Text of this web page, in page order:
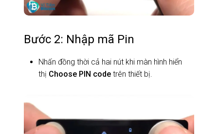
Bước 2: Nhập mã Pin
Nhấn đồng thời cả hai nút khi màn hình hiển
thị Choose PIN code trên thiết bị.